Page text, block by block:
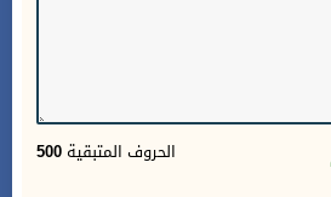
500 الحروف المتبقية